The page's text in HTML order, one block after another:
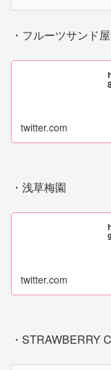
・フルーツサンド
twitter.com
・浅草梅園
twitter.com
・STRAWBERRY